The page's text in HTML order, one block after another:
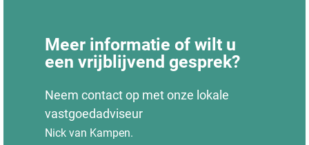
Meer informatie of wilt u
een vrijblijvend gesprek?
Neem contact op met onze lokale
vastgoedadviseur
Nick van Kampen.